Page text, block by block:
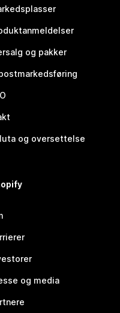
og pakker
og oversettelse
og media